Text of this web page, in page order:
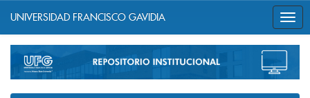
navigation
UNIVERSIDAD FRANCISCO GAVIDIA